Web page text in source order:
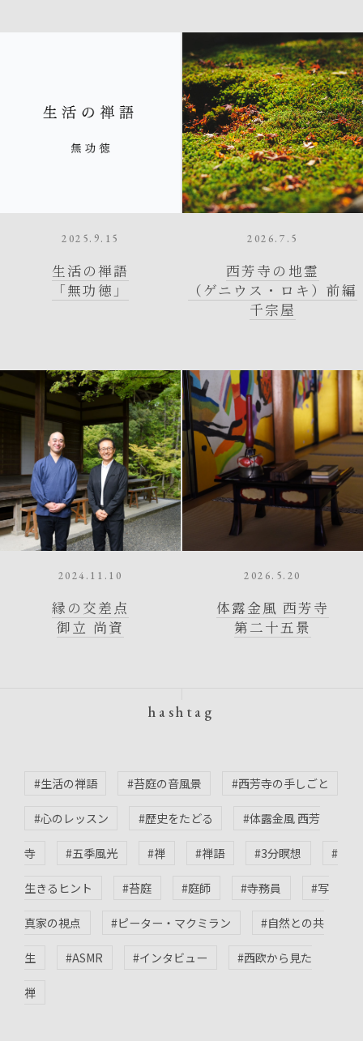
げんじょうじゅよう
2025.9.15
生活の禅語
「無功徳」
2026.7.5
西芳寺の地霊
（ゲニウス・ロキ）前編
千宗屋
2024.11.10
縁の交差点
御立 尚資
2026.5.20
体露金風 西芳寺
第二十五景
hashtag
#生活の禅語 #苔庭の音風景 #西芳寺の手しごと
#心のレッスン #歴史をたどる #体露金風 西芳
寺 #五季風光 #禅 #禅語 #3分瞑想 #
生きるヒント #苔庭 #庭師 #寺務員 #写
真家の視点 #ピーター・マクミラン #自然との共
生 #ASMR #インタビュー #西欧から見た
禅